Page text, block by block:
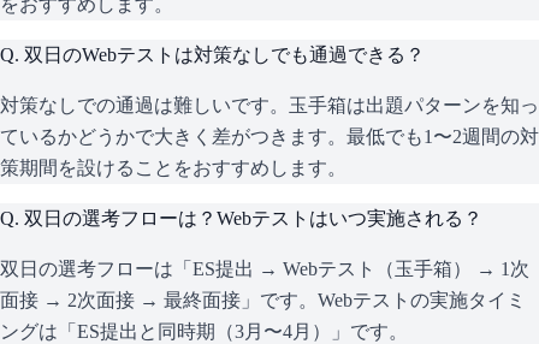
をおすすめします。
Q. 双日のWebテストは対策なしでも通過できる？
対策なしでの通過は難しいです。玉手箱は出題パターンを知っ
ているかどうかで大きく差がつきます。最低でも1〜2週間の対
策期間を設けることをおすすめします。
Q. 双日の選考フローは？Webテストはいつ実施される？
双日の選考フローは「ES提出 → Webテスト（玉手箱） → 1次
面接 → 2次面接 → 最終面接」です。Webテストの実施タイミ
ングは「ES提出と同時期（3月〜4月）」です。